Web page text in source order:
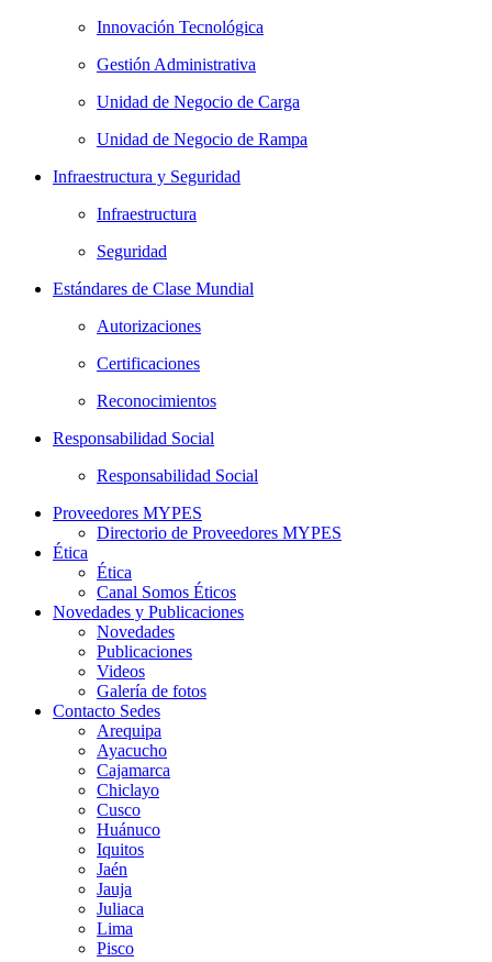
Innovación Tecnológica
Gestión Administrativa
Unidad de Negocio de Carga
Unidad de Negocio de Rampa
Infraestructura y Seguridad
Infraestructura
Seguridad
Estándares de Clase Mundial
Autorizaciones
Certificaciones
Reconocimientos
Responsabilidad Social
Responsabilidad Social
Proveedores MYPES
Directorio de Proveedores MYPES
Ética
Ética
Canal Somos Éticos
Novedades y Publicaciones
Novedades
Publicaciones
Videos
Galería de fotos
Contacto Sedes
Arequipa
Ayacucho
Cajamarca
Chiclayo
Cusco
Huánuco
Iquitos
Jaén
Jauja
Juliaca
Lima
Pisco